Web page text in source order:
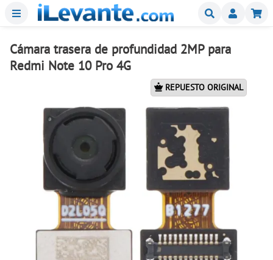
Menu Buscar
Cámara trasera de profundidad 2MP para
Redmi Note 10 Pro 4G
REPUESTO ORIGINAL